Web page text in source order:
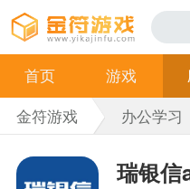
首页 游戏
金符游戏
办公学习
瑞银信